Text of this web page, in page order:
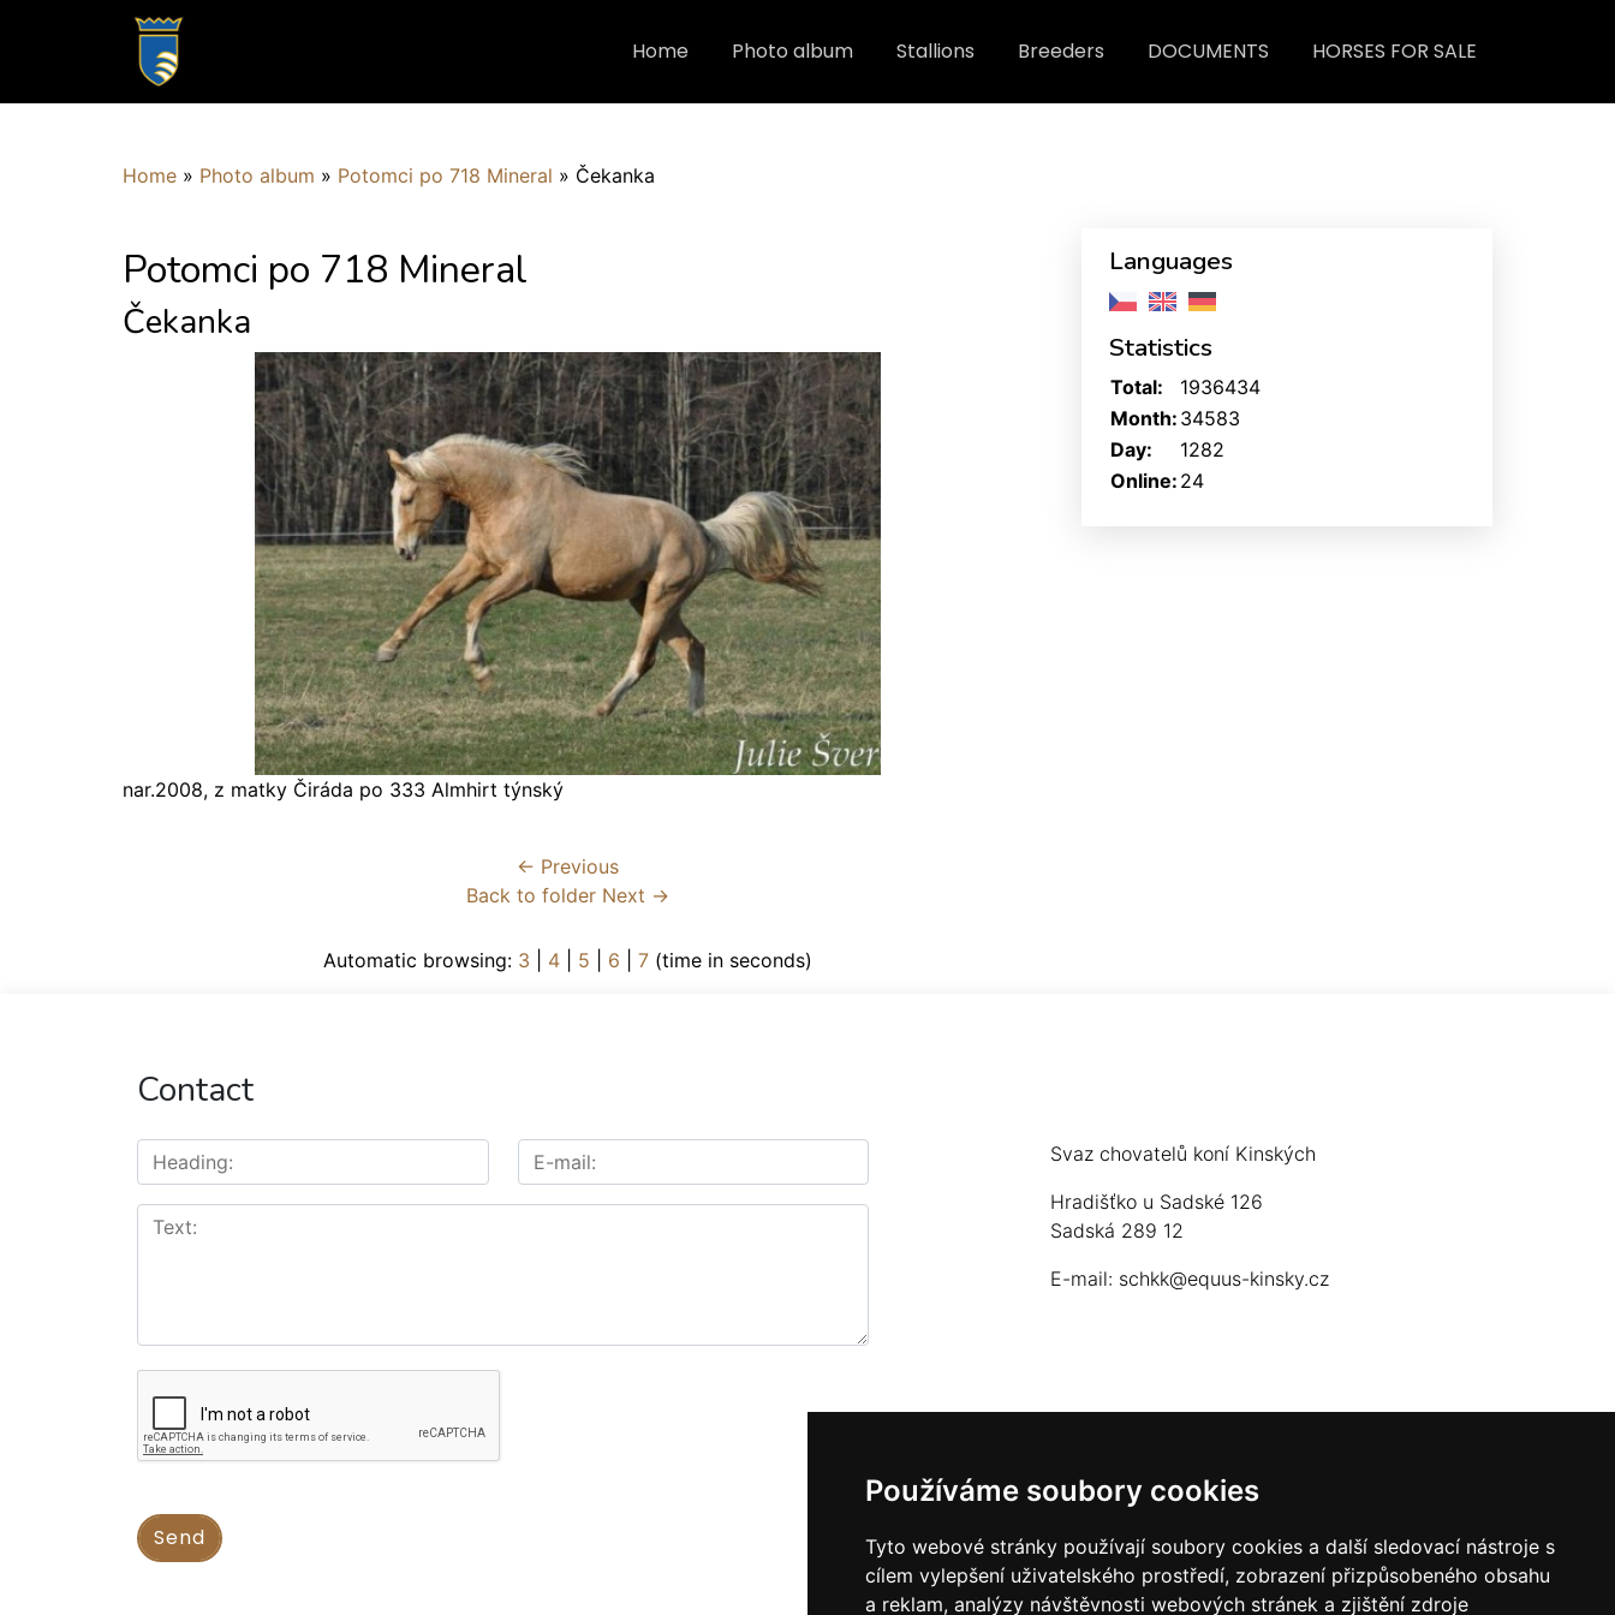
Používáme soubory cookies
Tyto webové stránky používají soubory cookies a další sledovací nástroje s
cílem vylepšení uživatelského prostředí, zobrazení přizpůsobeného obsahu
a reklam, analýzy návštěvnosti webových stránek a zjištění zdroje
Home Photo album Stallions Breeders DOCUMENTS HORSES FOR SALE
Home » Photo album » Potomci po 718 Mineral » Čekanka
Potomci po 718 Mineral
Čekanka
nar.2008, z matky Čiráda po 333 Almhirt týnský
← Previous
Back to folder Next →
Automatic browsing: 3 4 5 6 7 (time in seconds)
Languages
Statistics
Online: 24
Total:
1936434
Month: 34583
Day:
1282
Contact
Svaz chovatelů koní Kinských
Hradišťko u Sadské 126
Sadská 289 12
E-mail: schkk@equus-kinsky.cz